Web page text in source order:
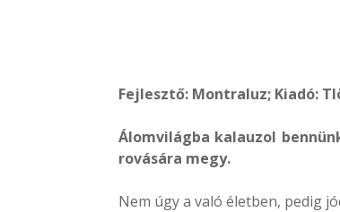
Fejlesztő: Montraluz; Kiadó:
Álomvilágba kalauzol
rovására megy.
Nem úgy a való életben, pedig